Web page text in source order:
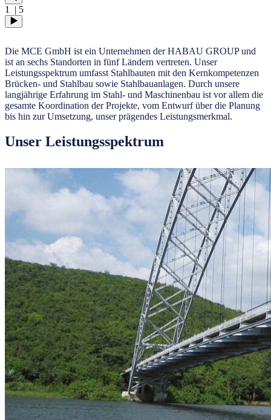
1 | 5
Die MCE GmbH ist ein Unternehmen der HABAU GROUP und
ist an sechs Standorten in fünf Ländern vertreten. Unser
Leistungsspektrum umfasst Stahlbauten mit den Kernkompetenzen
Brücken- und Stahlbau sowie Stahlbauanlagen. Durch unsere
langjährige Erfahrung im Stahl- und Maschinenbau ist vor allem die
gesamte Koordination der Projekte, vom Entwurf über die Planung
bis hin zur Umsetzung, unser prägendes Leistungsmerkmal.
Unser Leistungsspektrum